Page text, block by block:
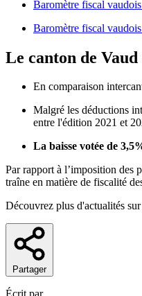
Baromètre fiscal
Baromètre fiscal
Le canton de
En comparaison
Malgré les déductions
entre l'édition 2021 et
La baisse votée de
Par rapport à l’imposition des
traîne en matière de fiscalité
Découvrez plus d'actualités sur
Partager